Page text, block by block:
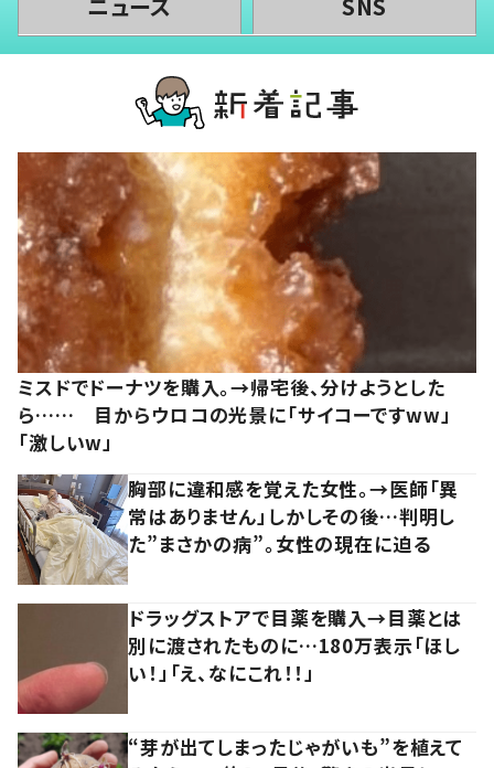
ニュース SNS
ミスドでドーナツを購入。→帰宅後、分けようとした
ら…… 目からウロコの光景に「サイコーですww」
「激しいw」
胸部に違和感を覚えた女性。→医師「異
常はありません」しかしその後…判明し
た”まさかの病”。女性の現在に迫る
ドラッグストアで目薬を購入→目薬とは
別に渡されたものに…180万表示「ほし
い！」「え、なにこれ！！」
“芽が出てしまったじゃがいも”を植えて